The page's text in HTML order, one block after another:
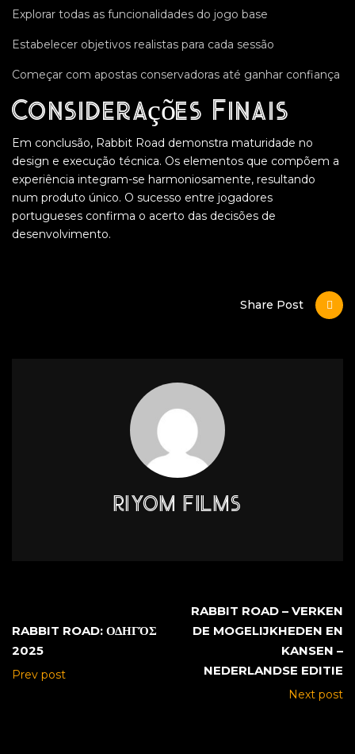
Explorar todas as funcionalidades do jogo base
Estabelecer objetivos realistas para cada sessão
Começar com apostas conservadoras até ganhar confiança
Considerações Finais
Em conclusão, Rabbit Road demonstra maturidade no
design e execução técnica. Os elementos que compõem a
experiência integram-se harmoniosamente, resultando
num produto único. O sucesso entre jogadores
portugueses confirma o acerto das decisões de
desenvolvimento.
Share Post
RIYOM FILMS
RABBIT ROAD: ΟΔΗΓΌΣ
2025
Prev post
RABBIT ROAD – VERKEN
DE MOGELIJKHEDEN EN
KANSEN –
NEDERLANDSE EDITIE
Next post